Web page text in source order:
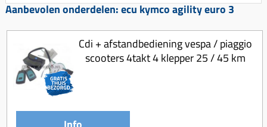
Voor tandwielen
Origineel zuigers
Tomos opvoeren (kits)
Koppeling compleet
Koppeling trekveer
Kickstart (delen)
Aanbevolen onderdelen: ecu kymco agility euro 3
Cdi + afstandbediening vespa / piaggio
scooters 4takt 4 klepper 25 / 45 km